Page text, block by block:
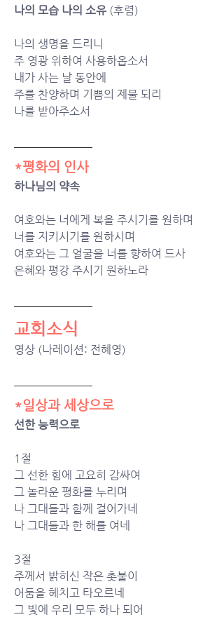
나의 모습 나의 소유 (후렴)
나의 생명을 드리니
주 영광 위하여 사용하옵소서
내가 사는 날 동안에
주를 찬양하며 기쁨의 제물 되리
나를 받아주소서
*평화의 인사
하나님의 약속
여호와는 너에게 복을 주시기를 원하며
너를 지키시기를 원하시며
여호와는 그 얼굴을 너를 향하여 드사
은혜와 평강 주시기 원하노라
교회소식
영상 (나레이션: 전혜영)
*일상과 세상으로
선한 능력으로
1절
그 선한 힘에 고요히 감싸여
그 놀라운 평화를 누리며
나 그대들과 함께 걸어가네
나 그대들과 한 해를 여네
3절
주께서 밝히신 작은 촛불이
어둠을 헤치고 타오르네
그 빛에 우리 모두 하나 되어